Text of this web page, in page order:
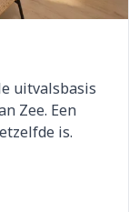
uitvalsbasis
Zee. Een
is.